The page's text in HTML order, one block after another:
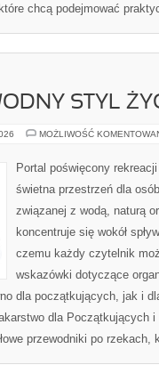
chcą podejmować
STYL
MOŻLIWOŚĆ
Portal poświęcony
świetna przestrzeń dla
związanej z wodą, naturą
koncentruje się wokół
czemu każdy czytelnik
wskazówki dotyczące
dla początkujących, jak i
dla Początkujących
przewodniki po